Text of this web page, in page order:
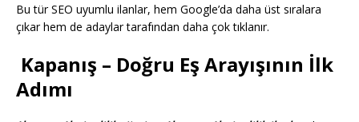
Bu tür SEO uyumlu ilanlar, hem Google’da daha üst sıralara
çıkar hem de adaylar tarafından daha çok tıklanır.
Kapanış – Doğru Eş Arayışının İlk
Adımı